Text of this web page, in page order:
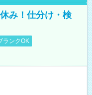
み！仕分け・検
ランクOK